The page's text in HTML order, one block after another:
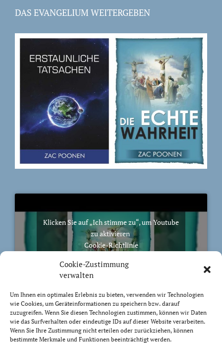
Cookie-Zustimmung
verwalten
Um Ihnen ein optimales Erlebnis zu bieten, verwenden wir Technologien
wie Cookies, um Geräteinformationen zu speichern bzw. darauf
zuzugreifen. Wenn Sie diesen Technologien zustimmen, können wir Daten
wie das Surfverhalten oder eindeutige IDs auf dieser Website verarbeiten.
Wenn Sie Ihre Zustimmung nicht erteilen oder zurückziehen, können
bestimmte Merkmale und Funktionen beeinträchtigt werden.
DAS EVANGELIUM WEITERGEBEN
Klicken Sie auf „Ich stimme zu“, um Youtube
zu aktivieren
Cookie-Richtlinie
Ich stimme zu
BIBELVERS DES TAGES